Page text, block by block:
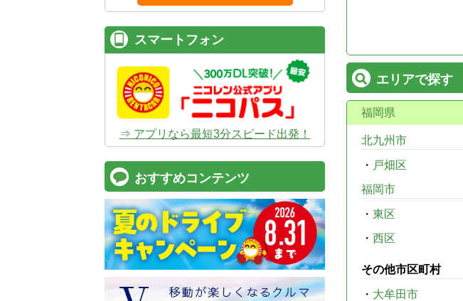
エリアで探す
福岡県
北九州市
・ 戸畑区
福岡市
・ 東区
・ 西区
その他市区町村
・ 大牟田市
スマートフォン
⇒ アプリなら最短3分スピード出発！
おすすめコンテンツ